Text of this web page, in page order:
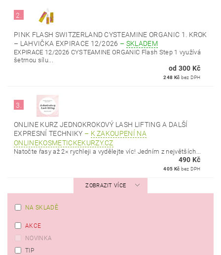
2.
PINK FLASH SWITZERLAND CYSTEAMINE ORGANIC 1. KROK
– LAHVIČKA EXPIRACE 12/2026 – SKLADEM
EXPIRACE 12/2026 CYSTEAMINE ORGANIC Flash Step 1 využívá
šetrnou sílu...
od 300 Kč
248 Kč bez DPH
3.
ONLINE KURZ JEDNOKROKOVÝ LASH LIFTING A DALŠÍ
EXPRESNÍ TECHNIKY – K ZAKOUPENÍ NA
ONLINEKOSMETICKEKURZY.CZ
Natočte řasy až 2× rychleji a vydělejte víc! Jedním z největších...
490 Kč
405 Kč bez DPH
ZOBRAZIT VÍCE
NA SKLADĚ
AKCE
NOVINKA
TIP